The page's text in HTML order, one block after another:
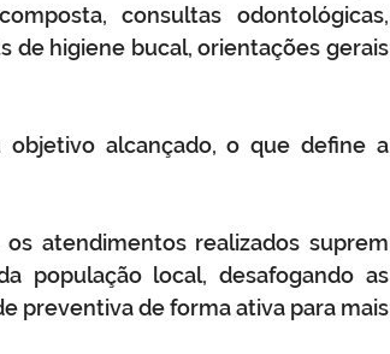
consultas odontológicas,
de higiene bucal, orientações gerais
alcançado, o que define a
atendimentos realizados suprem
população local, desafogando as
preventiva de forma ativa para mais